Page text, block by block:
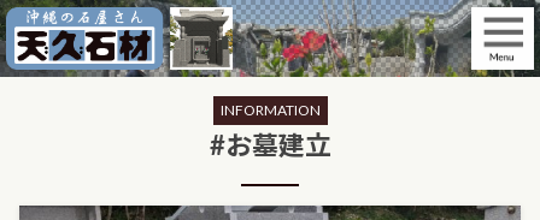
Skip
to
content
INFORMATION
#お墓建立